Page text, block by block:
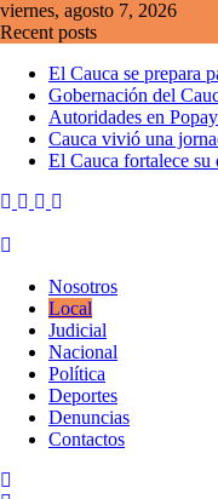
Skip
to
viernes, agosto 7, 2026
Recent posts
El Cauca se prepara
Gobernación del
Autoridades en
Cauca vivió una
El Cauca fortalece su
Nosotros
Local
Judicial
Nacional
Política
Deportes
Denuncias
Contactos